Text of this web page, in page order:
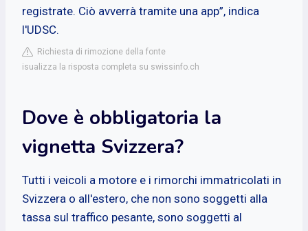
registrate. Ciò avverrà tramite una app”, indica
l'UDSC.
Richiesta di rimozione della fonte
isualizza la risposta completa su swissinfo.ch
Dove è obbligatoria la
vignetta Svizzera?
Tutti i veicoli a motore e i rimorchi immatricolati in
Svizzera o all'estero, che non sono soggetti alla
tassa sul traffico pesante, sono soggetti al